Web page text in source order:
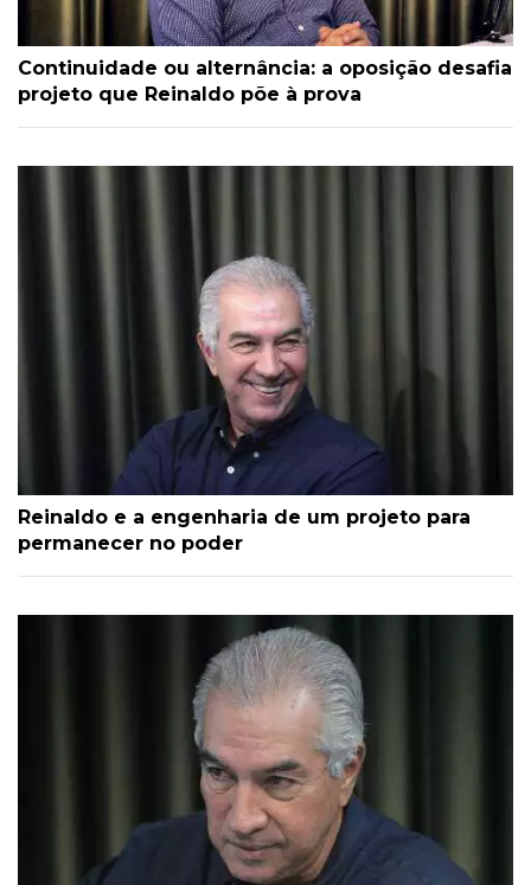
Continuidade ou alternância: a oposição desafia
projeto que Reinaldo põe à prova
Reinaldo e a engenharia de um projeto para
permanecer no poder